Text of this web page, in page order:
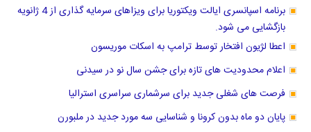
برنامه اسپانسری ایالت ویکتوریا برای ویزاهای سرمایه گذاری از 4 ژانویه
بازگشایی می شود.
اعطا لژیون افتخار توسط ترامپ به اسکات موریسون
اعلام محدودیت های تازه برای جشن سال نو در سیدنی
فرصت های شغلی جدید برای سرشماری سراسری استرالیا
پایان دو ماه بدون کرونا و شناسایی سه مورد جدید در ملبورن